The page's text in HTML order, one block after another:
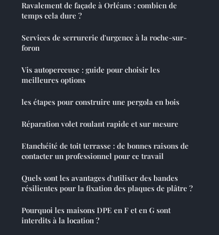
Ravalement de façade à Orléans : combien de
temps cela dure ?
Services de serrurerie d'urgence à la roche-sur-
foron
Vis autoperceuse : guide pour choisir les
meilleures options
les étapes pour construire une pergola en bois
Réparation volet roulant rapide et sur mesure
Etanchéité de toit terrasse : de bonnes raisons de
contacter un professionnel pour ce travail
Quels sont les avantages d'utiliser des bandes
résilientes pour la fixation des plaques de plâtre ?
Pourquoi les maisons DPE en F et en G sont
interdits à la location ?